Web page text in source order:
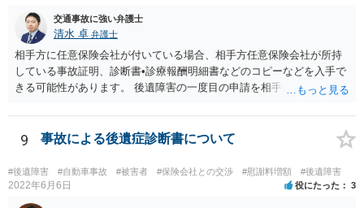
交通事故に強い弁護士
清水 卓 弁護士
相手方に任意保険会社が付いている場合、相手方任意保険会社が所持
している事故証明、診断書•診療報酬明細書などのコピーなどを入手で
きる可能性があります。 後遺障害の一度目の申請を相手方任意保険会
果と認定理由書も相手方任意保険会社から入手できる可能性がありま
す。 これらが難しくても、通院していた病院のカルテを取り付けるこ
と等で代替が可能な場合もあります。 事故からどの程度期間が経過し
ているがが定かではありませんが、昨年４月から既に１年半年程度経
過しており、時効なども意識しながら対応をしておきたいところで
す。 待っていても事態が打開しない可能性もあるため、依頼の対応が
9 事故による後遺症診断書について
#後遺障害 #自動車事故 #被害者 #保険会社との交渉 #慰謝料増額 #後遺障害
2022年6月6日 役にたった 3